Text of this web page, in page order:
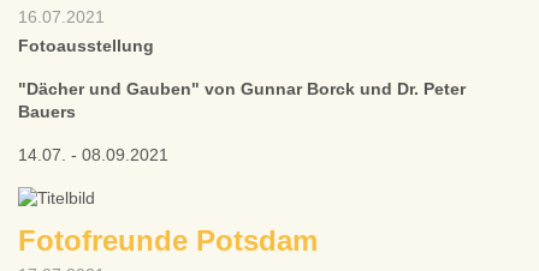
16.07.2021
Fotoausstellung
"Dächer und Gauben" von Gunnar Borck und Dr. Peter
Bauers
14.07. - 08.09.2021
Fotofreunde Potsdam